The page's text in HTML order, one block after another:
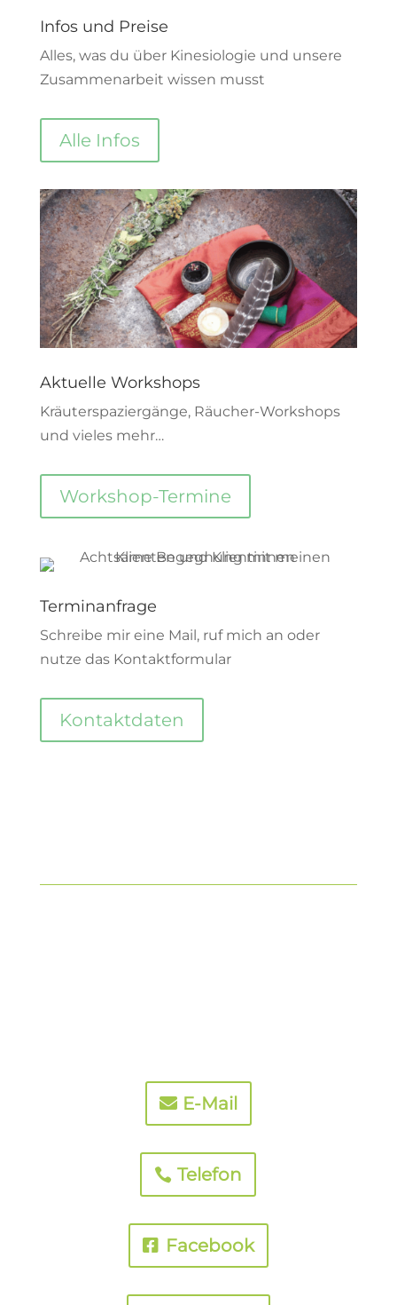
Infos und Preise
Alles, was du über Kinesiologie und unsere
Zusammenarbeit wissen musst
Alle Infos
Aktuelle Workshops
Kräuterspaziergänge, Räucher-Workshops
und vieles mehr…
Workshop-Termine
Terminanfrage
Schreibe mir eine Mail, ruf mich an oder
nutze das Kontaktformular
Kontaktdaten
E-Mail
Telefon
Facebook